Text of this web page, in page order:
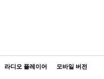
라디오 플레이어 모바일 버전